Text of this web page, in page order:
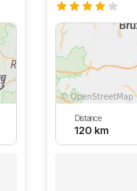
Distance
120 km